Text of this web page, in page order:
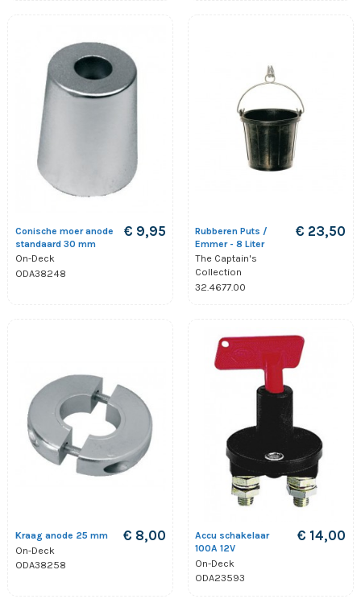
Conische moer anode
standaard 30 mm
On-Deck
ODA38248
€ 9,95
Rubberen Puts /
Emmer - 8 Liter
The Captain's
Collection
32.4677.00
€ 23,50
Kraag anode 25 mm
On-Deck
ODA38258
€ 8,00
Accu schakelaar
100A 12V
On-Deck
ODA23593
€ 14,00